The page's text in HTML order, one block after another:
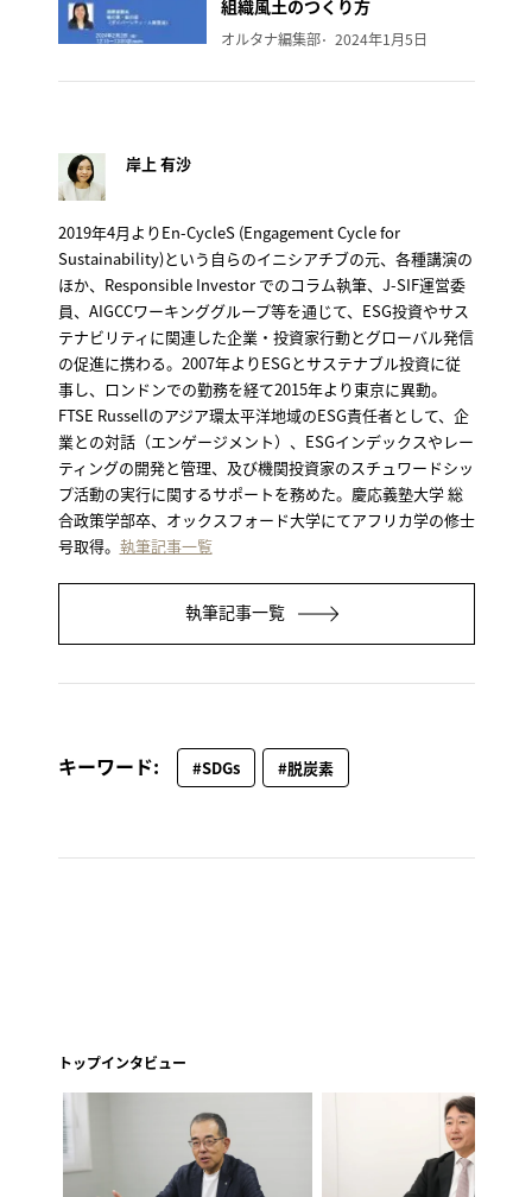
組織風土のつくり方
オルタナ編集部 2024年1月5日
岸上 有沙
2019年4月よりEn-CycleS (Engagement Cycle for
Sustainability)という自らのイニシアチブの元、各種講演の
ほか、Responsible Investor でのコラム執筆、J-SIF運営委
員、AIGCCワーキンググループ等を通じて、ESG投資やサス
テナビリティに関連した企業・投資家行動とグローバル発信
の促進に携わる。2007年よりESGとサステナブル投資に従
事し、ロンドンでの勤務を経て2015年より東京に異動。
FTSE Russellのアジア環太平洋地域のESG責任者として、企
業との対話（エンゲージメント）、ESGインデックスやレー
ティングの開発と管理、及び機関投資家のスチュワードシッ
プ活動の実行に関するサポートを務めた。慶応義塾大学 総
合政策学部卒、オックスフォード大学にてアフリカ学の修士
号取得。 執筆記事一覧
執筆記事一覧
キーワード: #SDGs #脱炭素
トップインタビュー